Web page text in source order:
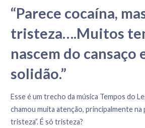
“Parece cocaína,
tristeza….Muitos
nascem do cansaço
solidão.”
2 de Julho, 2023
Esse é um trecho da música Tempos do
chamou muita atenção, principalmente na
tristeza”. É só tristeza?